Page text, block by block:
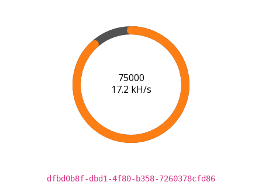
77000
17.2 kH/s
dfbd0b8f-dbd1-4f80-b358-7260378cfd86